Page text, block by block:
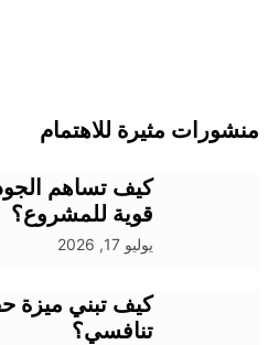
منشورات مثيرة للاهتمام
كيف تساهم
قوية للمشروع؟
يوليو 17, 2026
كيف تبني ميزة
تنافسي؟